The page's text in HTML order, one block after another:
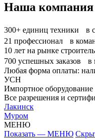
Наша компания
300+ единиц техники в
21 профессионал в
10 лет на рынке
700 успешных заказов в
Любая форма оплаты:
УСН
Импортное оборудование
Все разрешения и
Лакинск
Муром
МЕНЮ
Показать — МЕНЮ